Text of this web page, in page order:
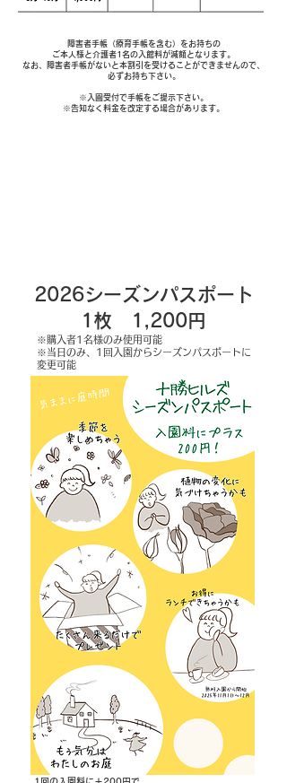
障害者手帳（療育手帳を含む）をお持ちの
ご本人様と介護者1名の入館料が減額となります。
なお、障害者手帳がないと本割引を受けることができませんので、
必ずお持ち下さい。
※入園受付で手帳をご提示下さい。
※告知なく料金を改定する場合があります。
2026シーズンパスポート
​1枚 1,200円
​​※購入者1名様のみ使用可能
※当日のみ、 1回入園からシーズンパスポートに
変更可能​
1回の入園料に＋200円で、